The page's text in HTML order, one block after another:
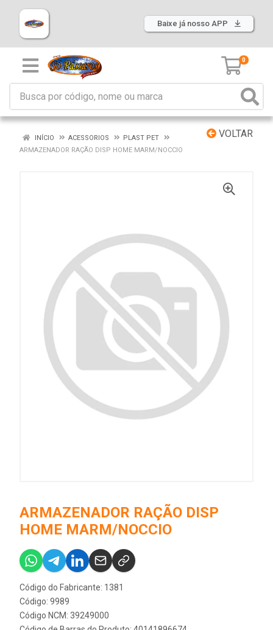
Baixe já nosso APP
0
VOLTAR
INÍCIO ACESSORIOS
PLAST PET
ARMAZENADOR RAÇÃO DISP HOME MARM/NOCCIO
ARMAZENADOR RAÇÃO DISP
HOME MARM/NOCCIO
Código do Fabricante: 1381
Código: 9989
Código NCM: 39249000